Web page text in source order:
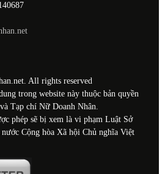
All rights reserved
trong website này thuộc bản quyền
Tạp chí Nữ Doanh Nhân.
phép sẽ bị xem là vi phạm Luật Sở
Cộng hòa Xã hội Chủ nghĩa Việt